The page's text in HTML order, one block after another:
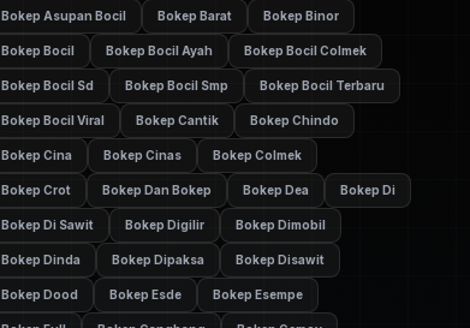
Bokep Asupan Bocil Bokep Barat Bokep Binor
Bokep Bocil Bokep Bocil Ayah Bokep Bocil Colmek
Bokep Bocil Sd Bokep Bocil Smp Bokep Bocil Terbaru
Bokep Bocil Viral Bokep Cantik Bokep Chindo
Bokep Cina Bokep Cinas Bokep Colmek
Bokep Crot Bokep Dan Bokep Bokep Dea Bokep Di
Bokep Di Sawit Bokep Digilir Bokep Dimobil
Bokep Dinda Bokep Dipaksa Bokep Disawit
Bokep Dood Bokep Esde Bokep Esempe